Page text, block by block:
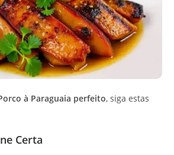
à Paraguaia perfeito, siga estas
Certa